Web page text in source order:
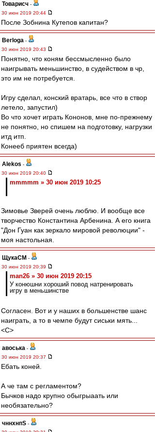
Товарисч -
30 июн 2019 20:44
После Зобнина Кутепов капитан?
Berloga -
30 июн 2019 20:43
Понятно, что коням бессмысленно было
наигрывать меньшинство, в судейством в чр,
это им не потребуется.
Игру сделал, конский вратарь, все что в створ
летело, запустил)
Во что хочет играть Кононов, мне по-прежнему
не понятно, но спишем на подготовку, нагрузки
итд итп.
Конееб приятен всегда)
Alekos -
30 июн 2019 20:40
mmmmm » 30 июн 2019 10:25
Зимовье Зверей очень люблю. И вообще все
творчество Константина Арбенина. А его книга
"Дон Гуан как зеркало мировой революции" -
моя настольная.
ЩукаСМ -
30 июн 2019 20:39
man26 » 30 июн 2019 20:15
У конюшни хороший повод натренировать
игру в меньшинстве
Согласен. Вот и у наших в большенстве шанс
наиграть, а то в чемпе будут сиськи мять...
<C>
авоська -
30 июн 2019 20:37
Ебать коней.
А че там с регламентом?
Бычков надо крупно обыгрыаать или
необязательно?
чннхнпS -